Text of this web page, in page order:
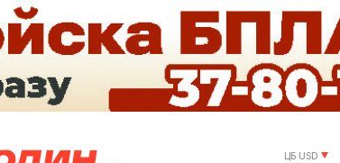
ЦБ USD